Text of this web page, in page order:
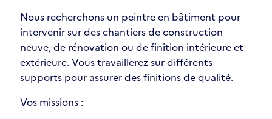
Nous recherchons un peintre en bâtiment pour
intervenir sur des chantiers de construction
neuve, de rénovation ou de finition intérieure et
extérieure. Vous travaillerez sur différents
supports pour assurer des finitions de qualité.
Vos missions :